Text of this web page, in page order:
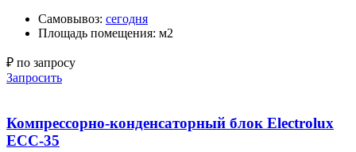
Самовывоз: сегодня
Площадь помещения: м2
₽ по запросу
Запросить
Компрессорно-конденсаторный блок Electrolux
ECC-35